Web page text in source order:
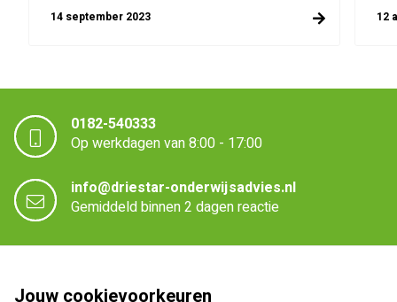
14 september 2023 12
0182-540333
Op werkdagen van 8:00 - 17:00
info@driestar-onderwijsadvies.nl
Gemiddeld binnen 2 dagen reactie
Driestar onderwijsadvies
Jouw cookievoorkeuren